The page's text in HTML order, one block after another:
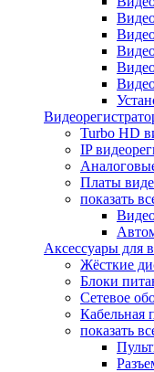
Turbo HD
IP
Платы
показать
Аксессуары для
Жёсткие
Блоки
Сетевое
Кабельная
показать